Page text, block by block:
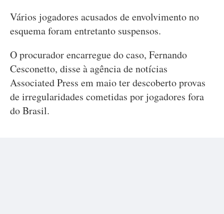
Vários jogadores acusados de envolvimento no
esquema foram entretanto suspensos.
O procurador encarregue do caso, Fernando
Cesconetto, disse à agência de notícias
Associated Press em maio ter descoberto provas
de irregularidades cometidas por jogadores fora
do Brasil.